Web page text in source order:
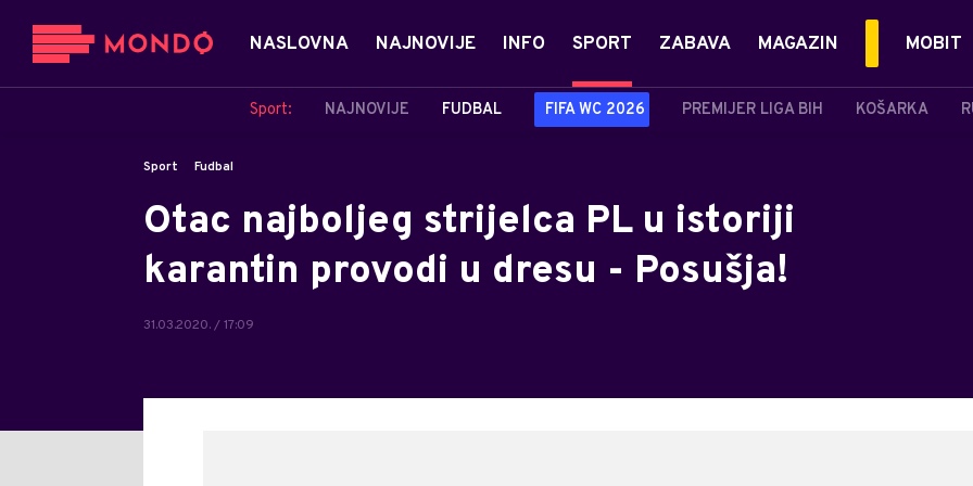
NASLOVNA NAJNOVIJE INFO SPORT
Sport: NAJNOVIJE FUDBAL FIFA WC 2026 PREMIJER LIGA BIH KOŠARKA
ZABAVA MAGAZIN MOBIT
Sport Fudbal
Otac najboljeg strijelca PL u istoriji
karantin provodi u dresu - Posušja!
31.03.2020. / 17:09